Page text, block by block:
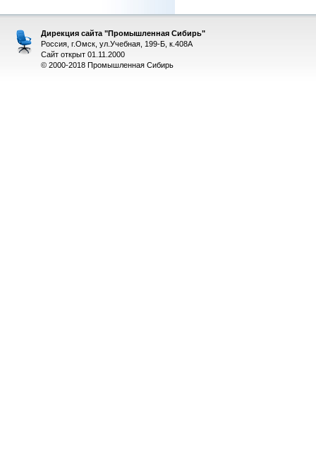
Дирекция сайта "Промышленная Сибирь"
Россия, г.Омск, ул.Учебная, 199-Б, к.408А
Сайт открыт 01.11.2000
© 2000-2018 Промышленная Сибирь